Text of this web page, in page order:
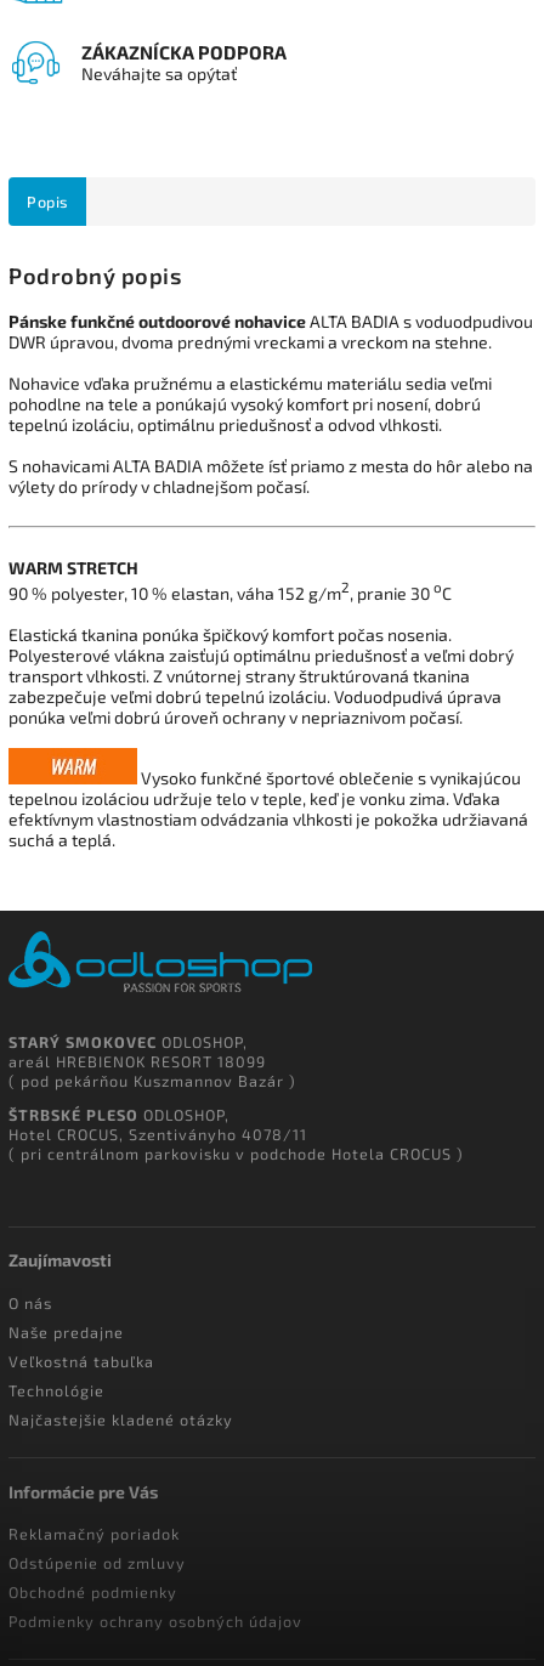
ZÁKAZNÍCKA PODPORA
Neváhajte sa opýtať
Popis
Podrobný popis
Pánske funkčné outdoorové nohaviceALTA BADIA s voduodpudivou
DWR úpravou, dvoma prednými vreckami a vreckom na stehne.
Nohavice vďaka pružnému a elastickému materiálu sedia veľmi
pohodlne na tele a ponúkajú vysoký komfort pri nosení, dobrú
tepelnú izoláciu, optimálnu priedušnosť a odvod vlhkosti.
S nohavicamiALTA BADIA môžete ísť priamoz mesta do hôralebo na
výletydo prírody v chladnejšom počasí.
WARM STRETCH
90 % polyester, 10 % elastan, váha 152 g/m2, pranie 30 oC
Elastická tkanina ponúka špičkový komfort počas nosenia.
Polyesterové vlákna zaisťujú optimálnu priedušnosť a veľmi dobrý
transport vlhkosti. Z vnútornej strany štruktúrovaná tkanina
zabezpečuje veľmi dobrú tepelnú izoláciu. Voduodpudivá úprava
ponúka veľmi dobrú úroveň ochrany v nepriaznivom počasí.
Vysoko funkčné športové oblečenie s vynikajúcou
tepelnou izoláciou udržuje telo v teple, keď je vonku zima. Vďaka
efektívnym vlastnostiam odvádzania vlhkosti je pokožka udržiavaná
suchá a teplá.
STARÝ SMOKOVEC ODLOSHOP,
areál HREBIENOK RESORT 18099
( pod pekárňou Kuszmannov Bazár )
ŠTRBSKÉ PLESO ODLOSHOP,
Hotel CROCUS, Szentiványho 4078/11
( pri centrálnom parkovisku v podchode Hotela CROCUS )
Zaujímavosti
O nás
Naše predajne
Veľkostná tabuľka
Technológie
Najčastejšie kladené otázky
Informácie pre Vás
Reklamačný poriadok
Odstúpenie od zmluvy
Obchodné podmienky
Podmienky ochrany osobných údajov